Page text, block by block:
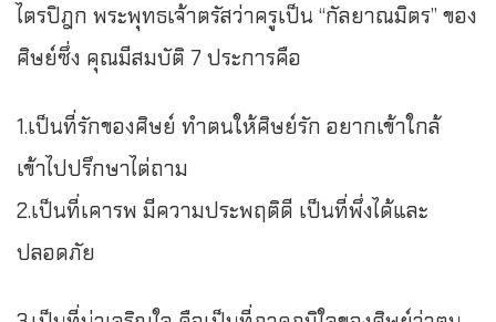
ไตรปิฎก พระพุทธเจ้าตรัสว่าครูเป็น “กัลยาณมิตร” ของ
ศิษย์ซึ่ง คุณมีสมบัติ 7 ประการคือ
1.เป็นที่รักของศิษย์ ทำตนให้ศิษย์รัก อยากเข้าใกล้
เข้าไปปรึกษาไต่ถาม
2.เป็นที่เคารพ มีความประพฤติดี เป็นที่พึ่งได้และ
ปลอดภัย